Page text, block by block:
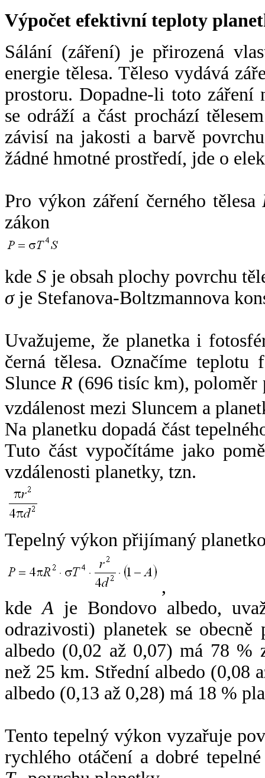
Výpočet efektivní teploty
Sálání (záření) je přirozená
energie tělesa. Těleso vydává
prostoru. Dopadne-li toto záření
se odráží a část prochází
závisí na jakosti a barvě
žádné hmotné prostředí, jde o
Pro výkon záření černého tělesa
zákon
kdeS je obsah plochy povrchu
σje Stefanova-Boltzmannova
Uvažujeme, že planetka i
černá tělesa. Označíme
SlunceR (696 tisíc km),
vzdálenost mezi Sluncem a
Na planetku dopadá část
Tuto část vypočítáme jako
vzdálenosti planetky, tzn.
Tepelný výkon přijímaný
,
kdeA je Bondovo albedo,
odrazivosti) planetek se
albedo (0,02 až 0,07) má 78 %
než 25 km. Střední albedo (0,08
albedo (0,13 až 0,28) má 18 %
Tento tepelný výkon vyzařuje
rychlého otáčení a dobré